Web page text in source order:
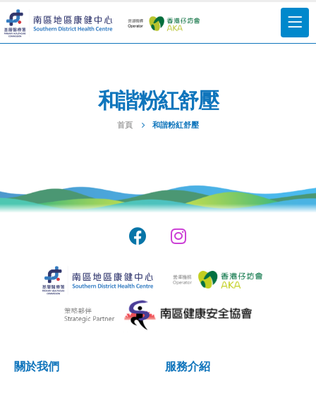
和諧粉紅舒壓
首頁 和諧粉紅舒壓
關於我們 服務介紹